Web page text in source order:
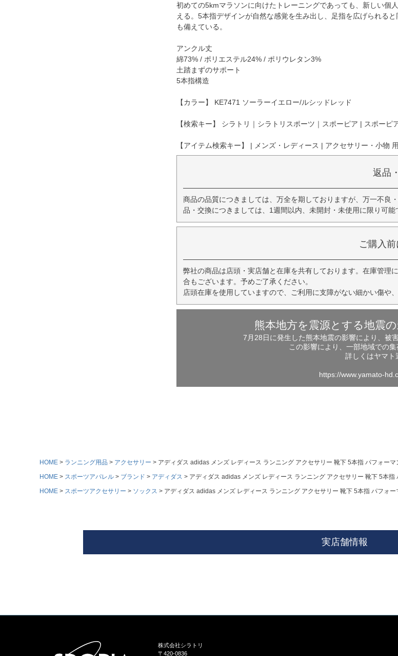
初めての5kmマラソンに向けたトレーニングであっても、新しい個
える。5本指デザインが自然な感覚を生み出し、足指を広げられる
も備えている。
アンクル丈
綿73% / ポリエステル24% / ポリウレタン3%
土踏まずのサポート
5本指構造
【カラー】 KE7471 ソーラーイエロー/ルシッドレッド
【検索キー】 シラトリ｜シラトリスポーツ｜スポーピア | スポーピ
【アイテム検索キー】 | メンズ・レディース | アクセサリー・小物
返品
商品の品質につきましては、万全を期しておりますが、万一不良
品・交換につきましては、1週間以内、未開封・未使用に限り可能
ご購入
弊社の商品は店頭・実店舗と在庫を共有しております。在庫管理
合もございます。予めご了承ください。
店頭在庫を使用していますので、ご利用に支障がない細かい傷や
熊本地方を震源とする地震
7月28日に発生した熊本地震の影響により、被
この影響により、一部地域での
詳しくはヤマト
https://www.yamato-
HOME ランニング用品 アクセサリー
アディダス adidas メンズ レディース ランニング アクセサリー 靴下 5本指 パフォー
HOME
スポーツアパレル ブランド アディダス
アディダス adidas メンズ レディース ランニング アクセサリー 靴下 5本
HOME
スポーツアクセサリー ソックス アディダス adidas メンズ レディース ランニング アクセサリー 靴下 5本指 パフォ
実店舗情報
株式会社シラトリ
〒420-0836